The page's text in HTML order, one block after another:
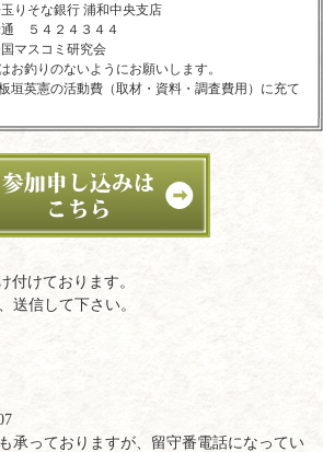
りそな銀行 浦和中央支店
５４２４３４４
マスコミ研究会
釣りのないようにお願いします。
垣英憲の活動費（取材・資料・調査費用）に充て
付けております。
送信して下さい。
承っておりますが、留守番電話になってい